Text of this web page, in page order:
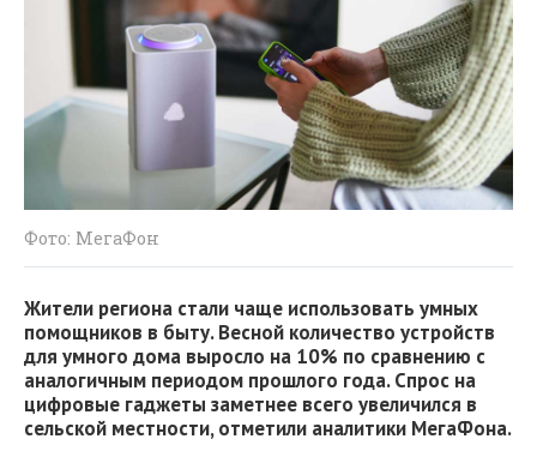
Фото: МегаФон
Жители региона стали чаще использовать умных
помощников в быту. Весной количество устройств
для умного дома выросло на 10% по сравнению с
аналогичным периодом прошлого года. Спрос на
цифровые гаджеты заметнее всего увеличился в
сельской местности, отметили аналитики МегаФона.